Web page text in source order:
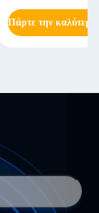
Πάρτε την καλύτερη